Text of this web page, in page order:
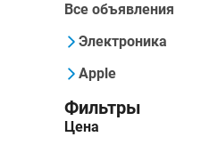
Все объявления
Электроника
Apple
Фильтры
Цена